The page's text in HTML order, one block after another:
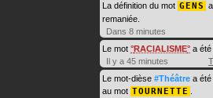
La définition du mot GENS
remaniée.
Dans 8 minutes
Le mot RACIALISME a été
Il y a 45 minutes
Le mot-dièse #Théâtre a été
au mot TOURNETTE